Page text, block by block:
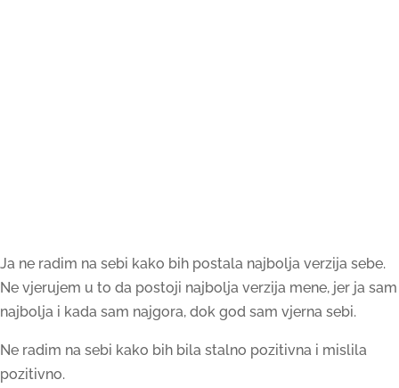
Ja ne radim na sebi kako bih postala najbolja verzija sebe.
Ne vjerujem u to da postoji najbolja verzija mene, jer ja sam
najbolja i kada sam najgora, dok god sam vjerna sebi.
Ne radim na sebi kako bih bila stalno pozitivna i mislila
pozitivno.